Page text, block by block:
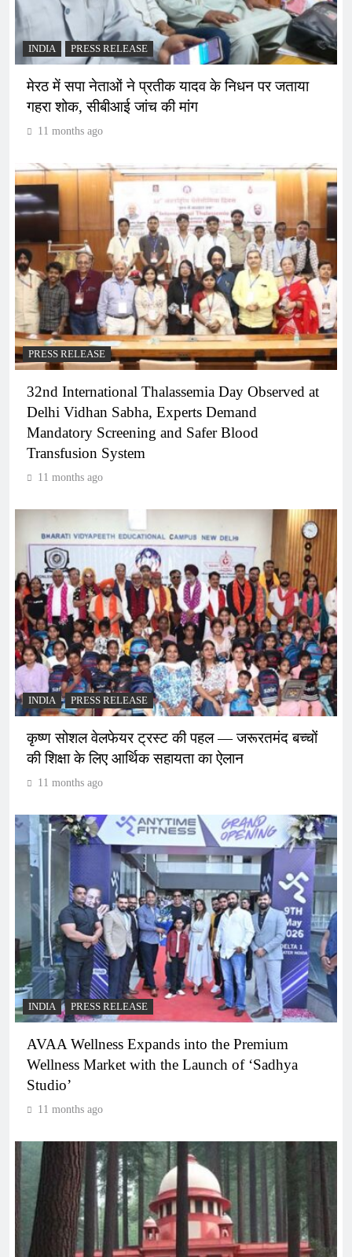
INDIA PRESS RELEASE
मेरठ में सपा नेताओं ने प्रतीक यादव के निधन पर जताया
गहरा शोक, सीबीआई जांच की मांग
11 months ago
PRESS RELEASE
32nd International Thalassemia Day Observed at
Delhi Vidhan Sabha, Experts Demand
Mandatory Screening and Safer Blood
Transfusion System
11 months ago
INDIA PRESS RELEASE
कृष्ण सोशल वेलफेयर ट्रस्ट की पहल — जरूरतमंद बच्चों
की शिक्षा के लिए आर्थिक सहायता का ऐलान
11 months ago
INDIA PRESS RELEASE
AVAA Wellness Expands into the Premium
Wellness Market with the Launch of ‘Sadhya
Studio’
11 months ago